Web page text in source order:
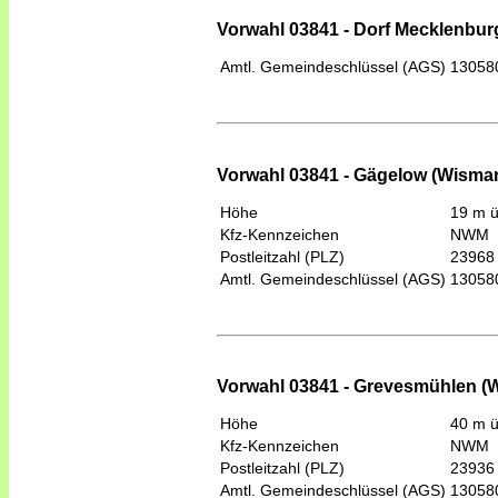
Vorwahl 03841 - Dorf
Amtl. Gemeindeschlüssel (AGS)
Vorwahl 03841 - Gägelow
Höhe
19 m
Kfz-Kennzeichen
NWM
Postleitzahl (PLZ)
23968
Amtl. Gemeindeschlüssel (AGS)
Vorwahl 03841 - Grevesmühlen
Höhe
40 m
Kfz-Kennzeichen
NWM
Postleitzahl (PLZ)
23936
Amtl. Gemeindeschlüssel (AGS)